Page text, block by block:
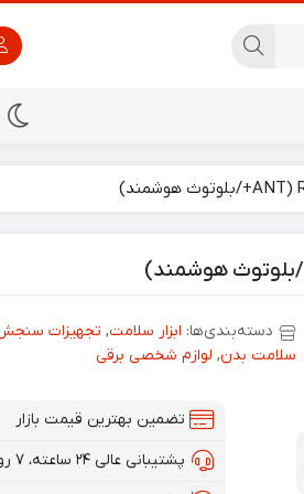
پاور بانک
دسته‌بندی‌ها: ابزار سلامت, تجهیزات سنجش
سلامت بدن, لوازم شخصی برقی
تضمین بهترین قیمت بازار
پشتیبانی عالی ۲۴ ساعته، ۷ روز هفته